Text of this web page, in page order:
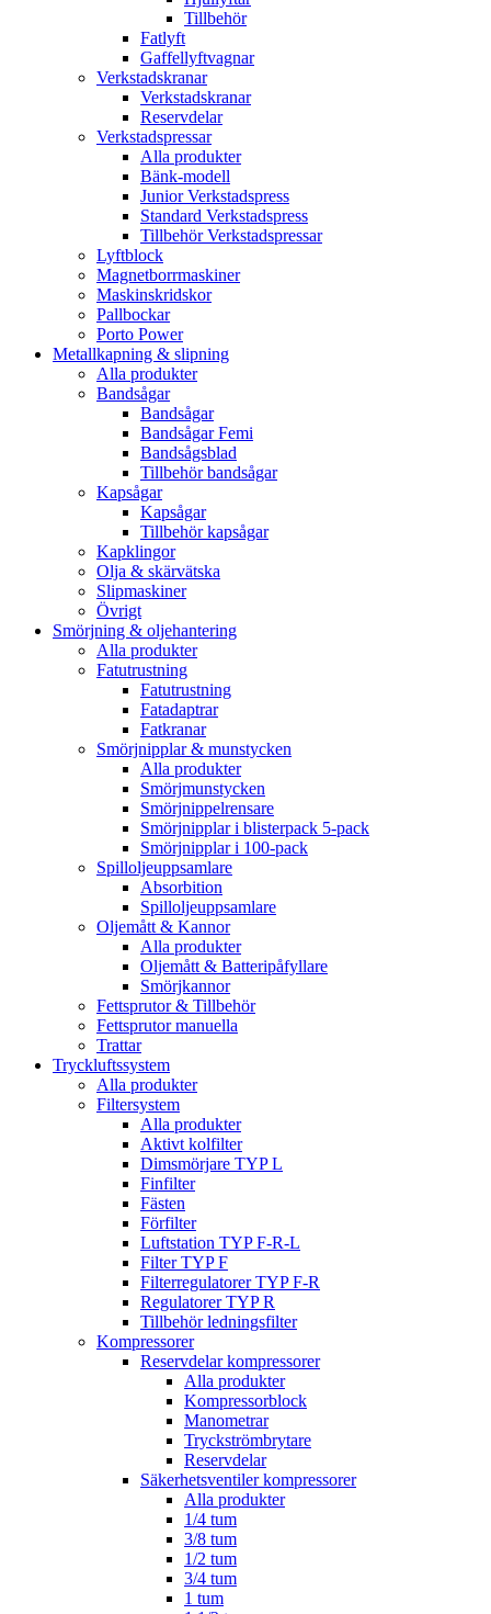
Tillbehör
Fatlyft
Gaffellyftvagnar
Verkstadskranar
Verkstadskranar
Reservdelar
Verkstadspressar
Alla produkter
Bänk-modell
Junior Verkstadspress
Standard Verkstadspress
Tillbehör Verkstadspressar
Lyftblock
Magnetborrmaskiner
Maskinskridskor
Pallbockar
Porto Power
Metallkapning & slipning
Alla produkter
Bandsågar
Bandsågar
Bandsågar Femi
Bandsågsblad
Tillbehör bandsågar
Kapsågar
Kapsågar
Tillbehör kapsågar
Kapklingor
Olja & skärvätska
Slipmaskiner
Övrigt
Smörjning & oljehantering
Alla produkter
Fatutrustning
Fatutrustning
Fatadaptrar
Fatkranar
Smörjnipplar & munstycken
Alla produkter
Smörjmunstycken
Smörjnippelrensare
Smörjnipplar i blisterpack 5-pack
Smörjnipplar i 100-pack
Spilloljeuppsamlare
Absorbition
Spilloljeuppsamlare
Oljemått & Kannor
Alla produkter
Oljemått & Batteripåfyllare
Smörjkannor
Fettsprutor & Tillbehör
Fettsprutor manuella
Trattar
Tryckluftssystem
Alla produkter
Filtersystem
Alla produkter
Aktivt kolfilter
Dimsmörjare TYP L
Finfilter
Fästen
Förfilter
Luftstation TYP F-R-L
Filter TYP F
Filterregulatorer TYP F-R
Regulatorer TYP R
Tillbehör ledningsfilter
Kompressorer
Reservdelar kompressorer
Alla produkter
Kompressorblock
Manometrar
Tryckströmbrytare
Reservdelar
Säkerhetsventiler kompressorer
Alla produkter
1/4 tum
3/8 tum
1/2 tum
3/4 tum
1 tum